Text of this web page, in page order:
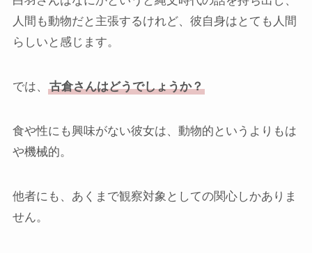
人間も動物だと主張するけれど、彼自身はとても人間
らしいと感じます。
では、 古倉さんはどうでしょうか？
食や性にも興味がない彼女は、動物的というよりもは
や機械的。
他者にも、あくまで観察対象としての関心しかありま
せん。